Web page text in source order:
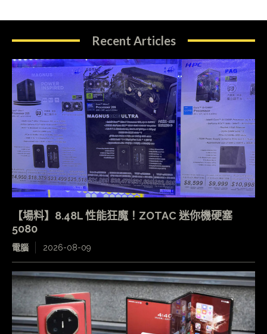
Recent Articles
【場料】8.48L 性能狂魔！ZOTAC 迷你機硬塞
5080
電腦 2026-08-09